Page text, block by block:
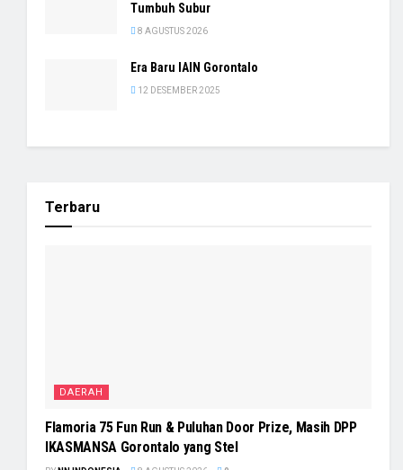
Tumbuh Subur
8 AGUSTUS 2026
Era Baru IAIN Gorontalo
12 DESEMBER 2025
Terbaru
DAERAH
Flamoria 75 Fun Run & Puluhan Door Prize, Masih DPP
IKASMANSA Gorontalo yang Stel